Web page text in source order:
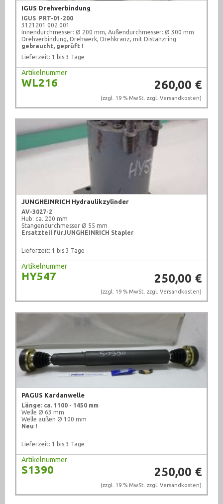
IGUS Drehverbindung
IGUS PRT-01-200
3121201 002 001
Innendurchmesser: Ø 200 mm, Außendurchmesser: Ø 300 mm
Drehverbindung, Drehwerk, Drehkranz, mit Distanzring
gebraucht, geprüft !
Lieferzeit: 1 bis 3 Tage
Artikelnummer
WL216 260,00 €
(zzgl. 19 % MwSt. zzgl. Versandkosten)
JUNGHEINRICH Hydraulikzylinder
AV-3027-2
Hub: ca. 200 mm
Stangendurchmesser Ø 55 mm
Ersatzteil fürJUNGHEINRICH Stapler
Lieferzeit: 1 bis 3 Tage
Artikelnummer
HY547 250,00 €
(zzgl. 19 % MwSt. zzgl. Versandkosten)
PAGUS Kardanwelle
Länge: ca. 1100 - 1450 mm
Welle Ø 63 mm
Welle außen Ø 100 mm
Neu !
Lieferzeit: 1 bis 3 Tage
Artikelnummer
S1390 250,00 €
(zzgl. 19 % MwSt. zzgl. Versandkosten)